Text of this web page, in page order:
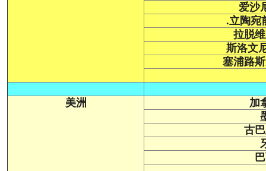
爱沙
.立陶宛
拉脱
斯洛文
塞浦路
美洲
加
古